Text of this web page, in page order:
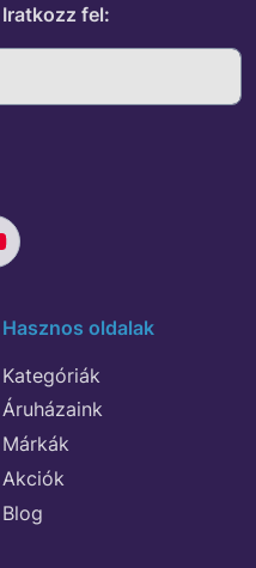
Iratkozz fel:
Hasznos oldalak
Kategóriák
Áruházaink
Márkák
Akciók
Blog